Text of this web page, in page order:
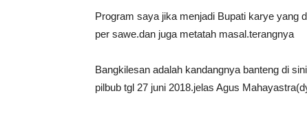
Program saya jika menjadi Bupati karye yang
per sawe.dan juga metatah masal.terangnya
Bangkilesan adalah kandangnya banteng di
pilbub tgl 27 juni 2018.jelas Agus